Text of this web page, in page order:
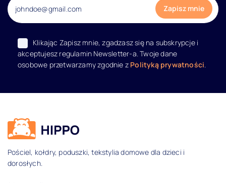
Klikając Zapisz mnie, zgadzasz się na subskrypcje i
akceptujesz regulamin Newsletter-a. Twoje dane
osobowe przetwarzamy zgodnie z Polityką prywatności.
Dane kontaktowe i informacje
Pościel, kołdry, poduszki, tekstylia domowe dla dzieci i
dorosłych.